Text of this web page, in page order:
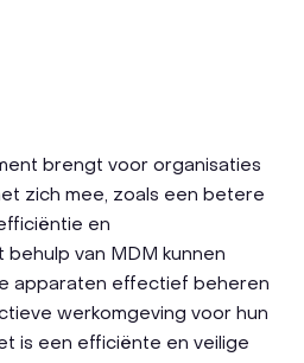
brengt voor organisaties
zich mee, zoals een betere
en
van MDM kunnen
apparaten effectief beheren
werkomgeving voor hun
is een efficiënte en veilige